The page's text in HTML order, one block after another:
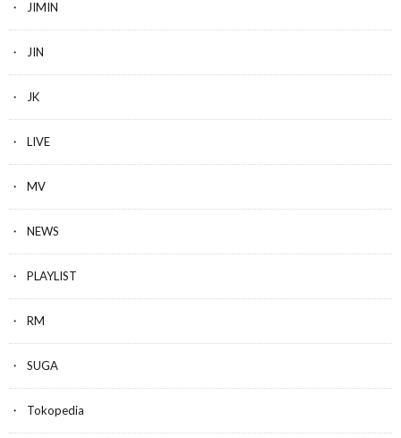
JIMIN
JIN
JK
LIVE
MV
NEWS
PLAYLIST
RM
SUGA
Tokopedia